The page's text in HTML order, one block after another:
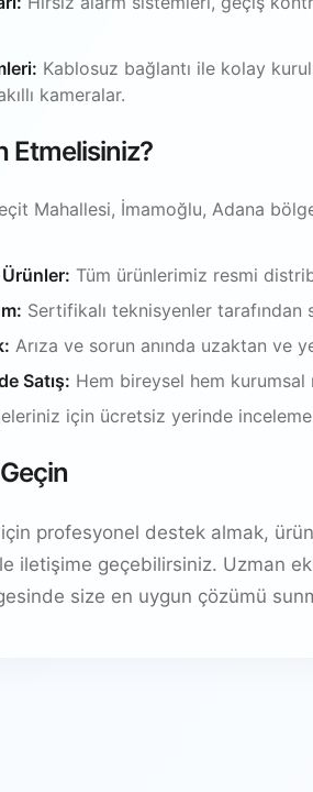
Kablosuz bağlantı ile kolay
kameralar.
Etmelisiniz?
Mahallesi, İmamoğlu, Adana
Tüm ürünlerimiz resmi
Sertifikalı teknisyenler
Arıza ve sorun anında uzaktan ve
Satış: Hem bireysel hem
için ücretsiz yerinde inceleme
için profesyonel destek almak,
iletişime geçebilirsiniz. Uzman
size en uygun çözümü